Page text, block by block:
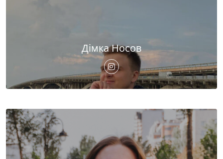
Дімка Носов